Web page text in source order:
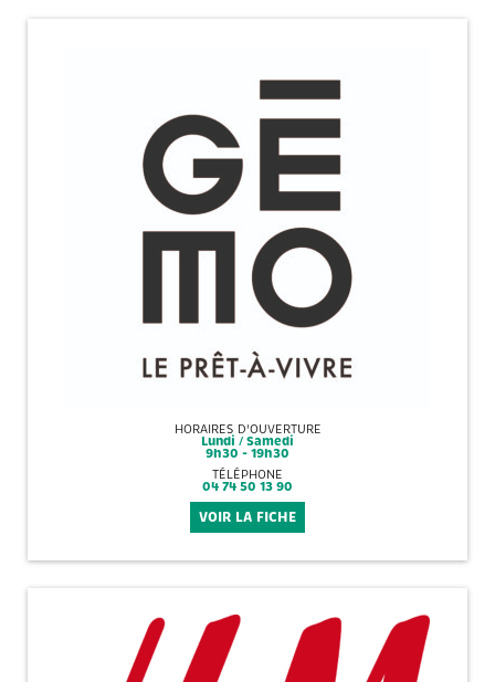
HORAIRES D'OUVERTURE
Lundi / Samedi
9h30 - 19h30
TÉLÉPHONE
04 74 50 13 90
VOIR LA FICHE